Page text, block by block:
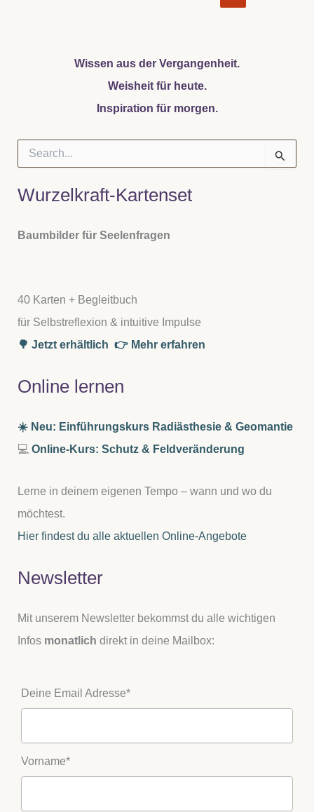
Wissen aus der Vergangenheit.
Weisheit für heute.
Inspiration für morgen.
h
e
n
Wurzelkraft-Kartenset
Baumbilder für Seelenfragen
40 Karten + Begleitbuch
für Selbstreflexion & intuitive Impulse
🌳 Jetzt erhältlich 👉 Mehr erfahren
Online lernen
☀️ Neu: Einführungskurs Radiästhesie & Geomantie
💻 Online-Kurs: Schutz & Feldveränderung
Lerne in deinem eigenen Tempo – wann und wo du
möchtest.
Hier findest du alle aktuellen Online-Angebote
Newsletter
Mit unserem Newsletter bekommst du alle wichtigen
Infos monatlich direkt in deine Mailbox:
Deine Email Adresse*
Vorname*